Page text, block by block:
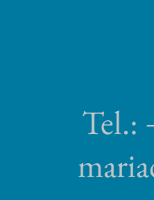
Tel.: